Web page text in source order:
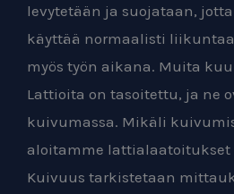
levytetään ja suojataan,
käyttää normaalisti
myös työn aikana. Muita
Lattioita on tasoitettu, ja ne
kuivumassa. Mikäli
aloitamme lattialaatoitukset
Kuivuus tarkistetaan